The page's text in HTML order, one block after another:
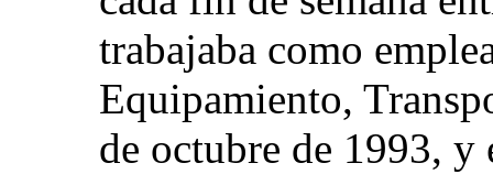
trabajaba como
Equipamiento,
de octubre de 1993, y